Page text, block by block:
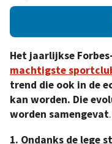
Het jaarlijkse
machtigste
trend die ook in de
kan worden. Die
worden samengevat.
1. Ondanks de lege